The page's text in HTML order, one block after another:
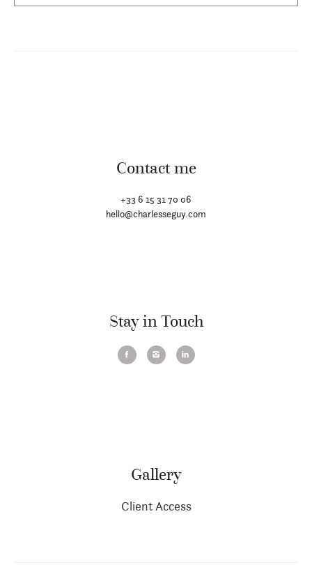
Contact me
+33 6 15 31 70 06
hello@charlesseguy.com
Stay in Touch
Gallery
Client Access